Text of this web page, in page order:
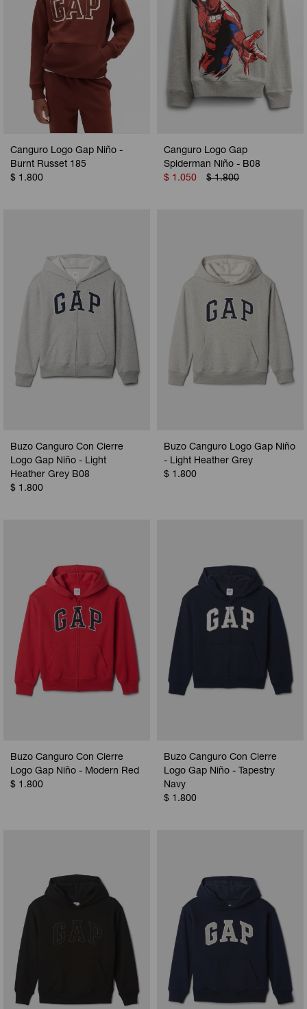
Canguro Logo Gap Niño -
Burnt Russet 185
$ 1.800
Canguro Logo Gap
Spiderman Niño - B08
$ 1.050 $ 1.800
Buzo Canguro Con Cierre
Logo Gap Niño - Light
Heather Grey B08
$ 1.800
Buzo Canguro Logo Gap Niño
- Light Heather Grey
$ 1.800
Buzo Canguro Con Cierre
Logo Gap Niño - Modern Red
$ 1.800
Buzo Canguro Con Cierre
Logo Gap Niño - Tapestry
Navy
$ 1.800